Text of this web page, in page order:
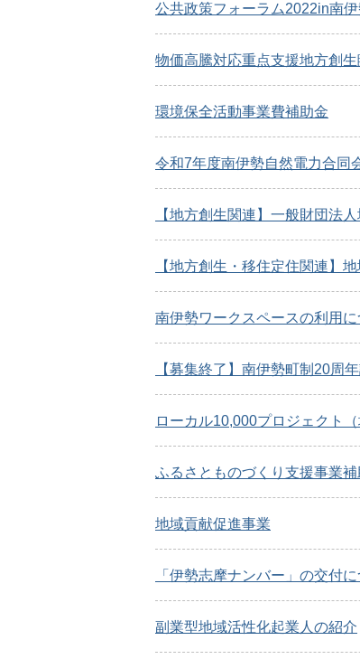
公共政策フォーラム2022in南
物価高騰対応重点支援地方創
環境保全活動事業費補助金
令和7年度南伊勢自然電力合同
【地方創生関連】一般財団法
【地方創生・移住定住関連】
南伊勢ワークスペースの利用に
【募集終了】南伊勢町制20周
ローカル10,000プロジェクト
ふるさとものづくり支援事業
地域貢献促進事業
「伊勢志摩ナンバー」の交付
副業型地域活性化起業人の紹介